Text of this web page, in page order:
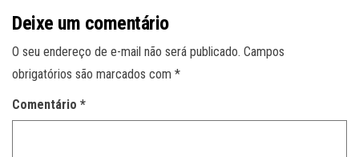
Deixe um comentário
O seu endereço de e-mail não será publicado. Campos
obrigatórios são marcados com *
Comentário *